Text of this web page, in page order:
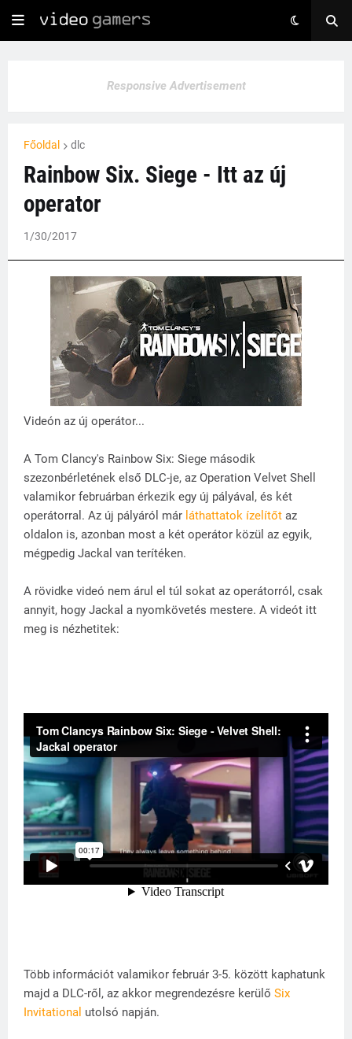
Responsive Advertisement
Főoldal dlc
Rainbow Six. Siege - Itt az új
operator
1/30/2017
Videón az új operátor...
A Tom Clancy's Rainbow Six: Siege második
szezonbérletének első DLC-je, az Operation Velvet Shell
valamikor februárban érkezik egy új pályával, és két
operátorral. Az új pályáról már láthattatok ízelítőt az
oldalon is, azonban most a két operátor közül az egyik,
mégpedig Jackal van terítéken.
A rövidke videó nem árul el túl sokat az operátorról, csak
annyit, hogy Jackal a nyomkövetés mestere. A videót itt
meg is nézhetitek:
Több információt valamikor február 3-5. között kaphatunk
majd a DLC-ről, az akkor megrendezésre kerülő Six
Invitational utolsó napján.